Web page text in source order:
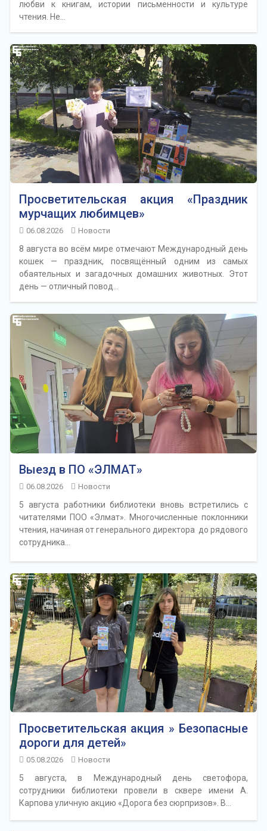
любви к книгам, истории письменности и культуре
чтения. Не…
Просветительская акция «Праздник
мурчащих любимцев»
06.08.2026 Новости
8 августа во всём мире отмечают Международный день
кошек — праздник, посвящённый одним из самых
обаятельных и загадочных домашних животных. Этот
день — отличный повод…
Выезд в ПО «ЭЛМАТ»
06.08.2026 Новости
5 августа работники библиотеки вновь встретились с
читателями ПОО «Элмат». Многочисленные поклонники
чтения, начиная от генерального директора до рядового
сотрудника…
Просветительская акция » Безопасные
дороги для детей»
05.08.2026 Новости
5 августа, в Международный день светофора,
сотрудники библиотеки провели в сквере имени А.
Карпова уличную акцию «Дорога без сюрпризов». В…